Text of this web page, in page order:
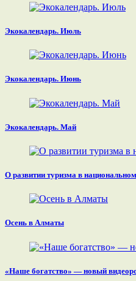
Экокалендарь. Июль
Экокалендарь. Июнь
Экокалендарь. Май
О развитии туризма в
Осень в Алматы
«Наше богатство» — новый